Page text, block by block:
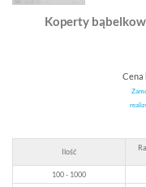
Koperty
Cena
Ilość
100 - 1000